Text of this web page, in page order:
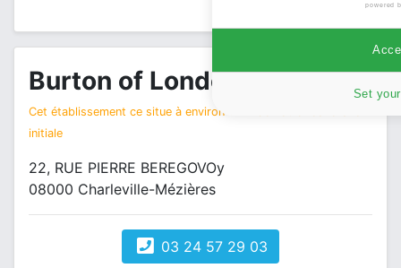
Burton of London
Cet établissement ce situe à environ 1 km de votre recherche
initiale
22, RUE PIERRE BEREGOVOy
08000 Charleville-Mézières
03 24 57 29 03
powered
Set